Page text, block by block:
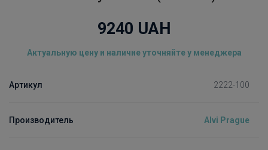
9240 UAH
Актуальную цену и наличие уточняйте у менеджера
Артикул 2222-100
Производитель Alvi Prague